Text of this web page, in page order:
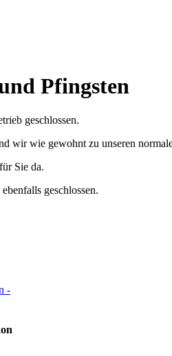
Pfingsten
geschlossen.
wir wie gewohnt zu unseren
Sie da.
geschlossen.